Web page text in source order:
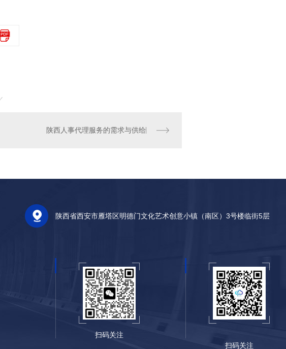
陕西人事代理服务的需求与供给
陕西省西安市雁塔区明德门文化艺术创意小镇（南区）3号楼临街5层
扫码关注
扫码关注